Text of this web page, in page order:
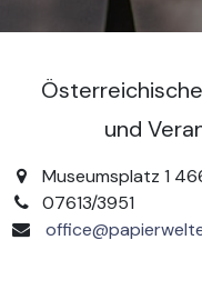
und
Museumsplatz 1
07613/3951